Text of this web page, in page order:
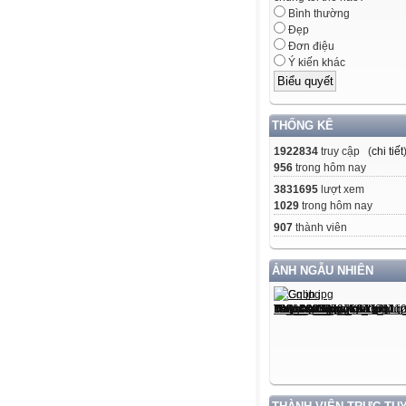
Bình thường
Đẹp
Đơn điệu
Ý kiến khác
THỐNG KÊ
1922834 truy cập (chi tiết)
956 trong hôm nay
3831695 lượt xem
1029 trong hôm nay
907 thành viên
ẢNH NGẪU NHIÊN